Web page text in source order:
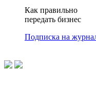
Как правильно
передать бизнес
Подписка на